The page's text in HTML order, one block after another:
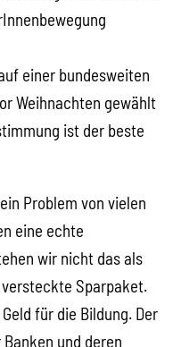
einer bundesweiten
Weihnachten gewählt
ist der beste
Problem von vielen
eine echte
wir nicht das als
Sparpaket.
für die Bildung. Der
und deren